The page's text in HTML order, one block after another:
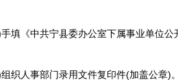
《中共宁县委办公室下属事业单位公
人事部门录用文件复印件(加盖公章)。